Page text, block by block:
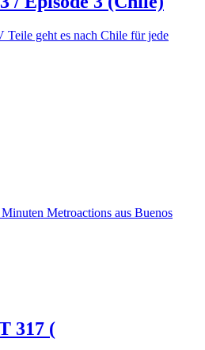
geht es nach Chile für jede
Metroactions aus Buenos
317 (